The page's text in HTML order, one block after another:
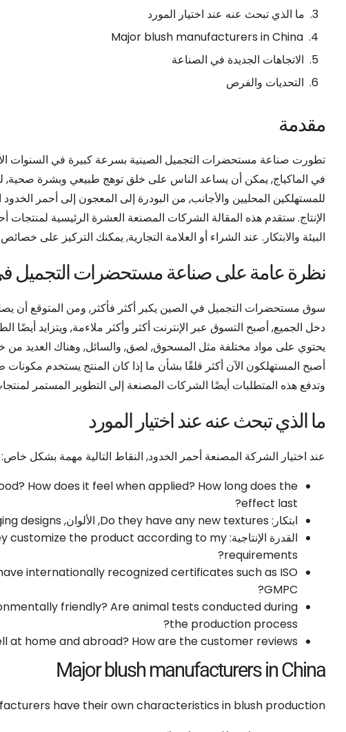
ما الذي تبحث عنه عند اختيار المورد
Major blush manufacturers in China
الاتجاهات الجديدة في الصناعة
التحديات والفرص
مقدمة
تطورت صناعة مستحضرات التجميل الصينية بسرعة كبيرة في السنوات
في الماكياج, يمكن أن يساعد الناس على خلق توهج طبيعي وبشرة صحية,
للمستهلكين المحليين والأجانب, من البودرة إلى المعجون إلى أحمر
الإنتاج. ستقدم هذه المقالة الشركات المصنعة العشرة الرئيسية
البيئة والابتكار. عند الشراء أو العلامة التجارية, يمكنك التركيز على
نظرة عامة على صناعة مستحضرات التجميل
دخل الجميع, أصبح التسوق عبر الإنترنت أكثر وأكثر ملاءمة, ويتزايد
يحتوي على مواد مختلفة مثل المسحوق, لصق, والسائل, وهناك العديد من
أصبح المستهلكون الآن أكثر قلقًا بشأن ما إذا كان المنتج يستخدم مكونات
وتدفع هذه المتطلبات أيضًا الشركات المصنعة إلى التطوير المستمر
ما الذي تبحث عنه عند اختيار المورد
عند اختيار الشركة المصنعة أحمر الخدود, النقاط التالية مهمة بشكل خاص:
? How does it feel when applied? How long does the
effect last
?
ابتكار: Do they have any new textures, الألوان, designs
القدرة الإنتاجية:customize the product according to my
requirements
?
internationally recognized certificates such as ISO
GMPC
?
friendly? Are animal tests conducted during
the production process
?
at home and abroad? How are the customer reviews
Major blush manufacturers in China
have their own characteristics in blush production